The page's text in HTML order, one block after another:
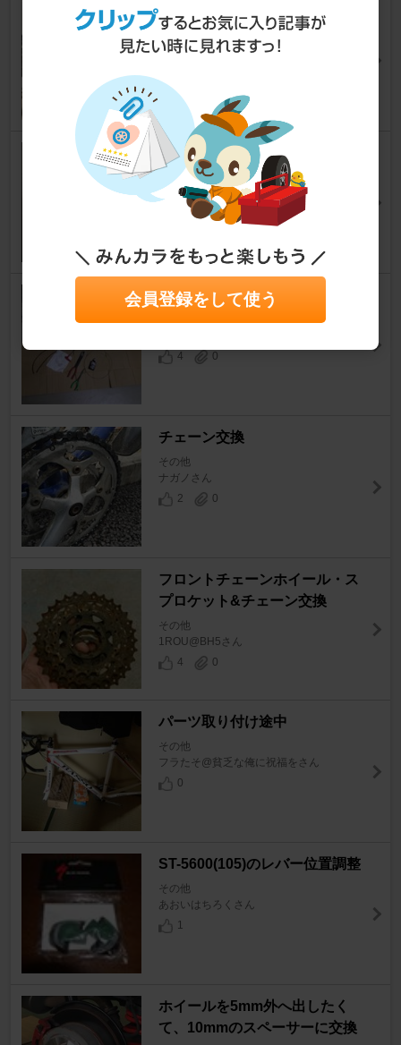
CN-HG901チェーンへ交換後2
回目の洗浄メンテナンス
その他
5
ボトムブラケットのクラック～
交換
その他
やみかぷさん
リヤシフトワイヤー交換
4
0
チェーン交換
その他
ナガノさん
2
0
フロントチェーンホイール・ス
プロケット&チェーン交換
その他
1ROU@BH5さん
4
0
パーツ取り付け途中
その他
フラたそ@貧乏な俺に祝福をさん
0
ST-5600(105)のレバー位置調整
その他
あおいはちろくさん
1
ホイールを5mm外へ出したく
て、10mmのスペーサーに交換
会員登録をして使う